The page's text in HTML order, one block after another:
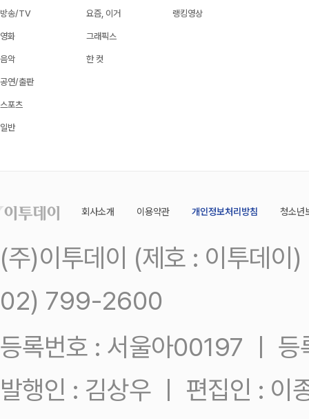
방송/TV
영화
음악
공연/출판
스포츠
일반
요즘, 이거
그래픽스
한 컷
랭킹영상
회사소개 이용약관 개인정보처리방침 청소년
(주)이투데이 (제호 : 이투데
02) 799-2600
등록번호 : 서울아00197 ㅣ
발행인 : 김상우 ㅣ 편집인 : 이